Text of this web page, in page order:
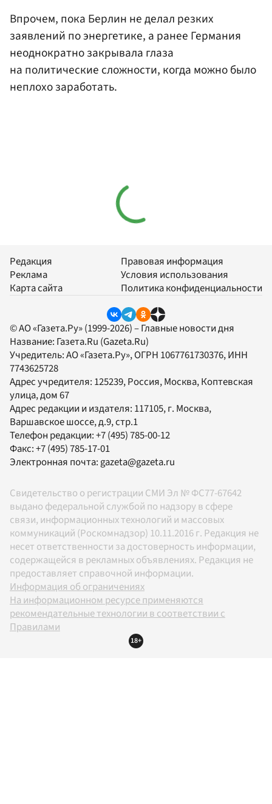
Впрочем, пока Берлин не делал резких
заявлений по энергетике, а ранее Германия
неоднократно закрывала глаза
на политические сложности, когда можно было
неплохо заработать.
Редакция
Реклама
Карта сайта
Правовая информация
Условия использования
Политика конфиденциальности
© АО «Газета.Ру» (1999-2026) – Главные новости дня
Название: Газета.Ru (Gazeta.Ru)
Учредитель:АО «Газета.Ру», ОГРН 1067761730376, ИНН
7743625728
Адрес учредителя: 125239, Россия, Москва, Коптевская
улица, дом 67
Адрес редакции и издателя: 117105, г. Москва,
Варшавское шоссе, д.9, стр.1
Телефон редакции:+7 (495) 785-00-12
Факс:+7 (495) 785-17-01
Электронная почта: gazeta@gazeta.ru
Свидетельство о регистрации СМИ Эл № ФС77-67642
выдано федеральной службой по надзору в сфере
связи, информационных технологий и массовых
коммуникаций (Роскомнадзор) 10.11.2016 г. Редакция не
несет ответственности за достоверность информации,
содержащейся в рекламных объявлениях. Редакция не
предоставляет справочной информации.
Информация об ограничениях
На информационном ресурсе применяются
рекомендательные технологии в соответствии с
Правилами
18+